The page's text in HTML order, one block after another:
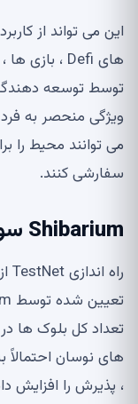
ویژگی منحصر به
می توانند محیط را
سفارشی کنند.
Shibarium سوابق جدیدی را تعیین می کند
تعداد کل بلوک ها
، پذیرش را افزایش